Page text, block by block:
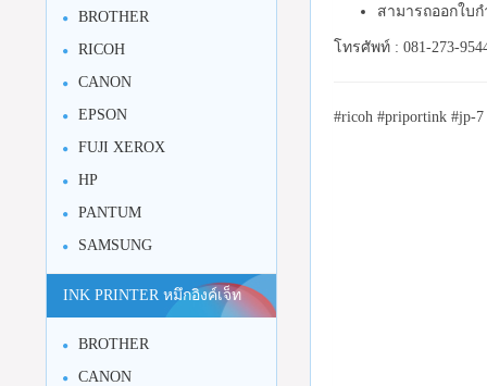
สามารถออกใบ
โทรศัพท์ : 081-273-
#ricoh #priportink #jp-7
BROTHER
RICOH
CANON
EPSON
FUJI XEROX
HP
PANTUM
SAMSUNG
INK PRINTER หมึกอิงค์เจ็ท
BROTHER
CANON